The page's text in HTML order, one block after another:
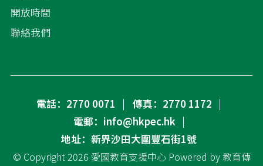
開放時間
聯絡我們
電話：2770 0071
傳真：2770 1172
電郵：info@hkpec.hk
地址：新界沙田大圍豐石街1號
© Copyright 2026 愛國教育支援中心 Powered by教育傳